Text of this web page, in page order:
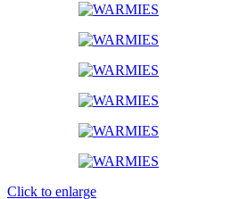
Click to enlarge